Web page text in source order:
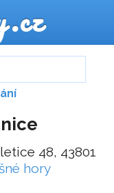
48, 43801
hory